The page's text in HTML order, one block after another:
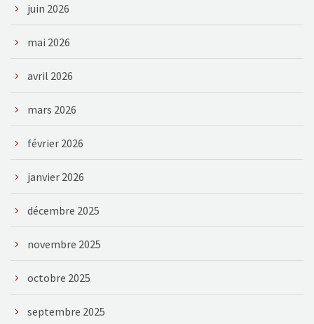
juin 2026
mai 2026
avril 2026
mars 2026
février 2026
janvier 2026
décembre 2025
novembre 2025
octobre 2025
septembre 2025